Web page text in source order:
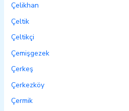
Çelikhan
Çeltik
Çeltikçi
Çemişgezek
Çerkeş
Çerkezköy
Çermik